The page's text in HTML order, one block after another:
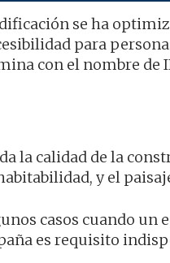
se ha
para
con el nombre de
la calidad de la
y el
casos cuando un
es requisito